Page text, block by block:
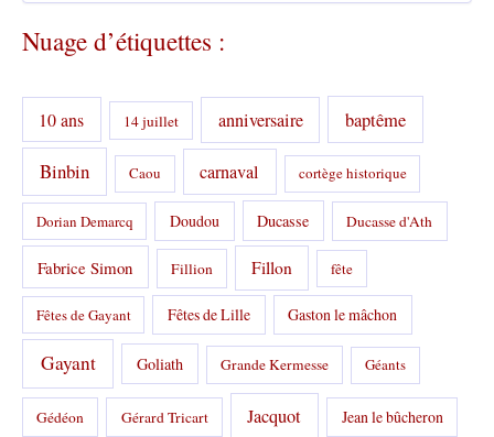
é
g
r
e
Nuage d’étiquettes :
10 ans 14 juillet anniversaire baptême
Binbin Caou carnaval cortège historique
Dorian Demarcq Doudou Ducasse Ducasse d'Ath
Fabrice Simon Fillion Fillon fête
Fêtes de Gayant Fêtes de Lille Gaston le mâchon
Gayant Goliath Grande Kermesse Géants
Gédéon Gérard Tricart Jacquot Jean le bûcheron